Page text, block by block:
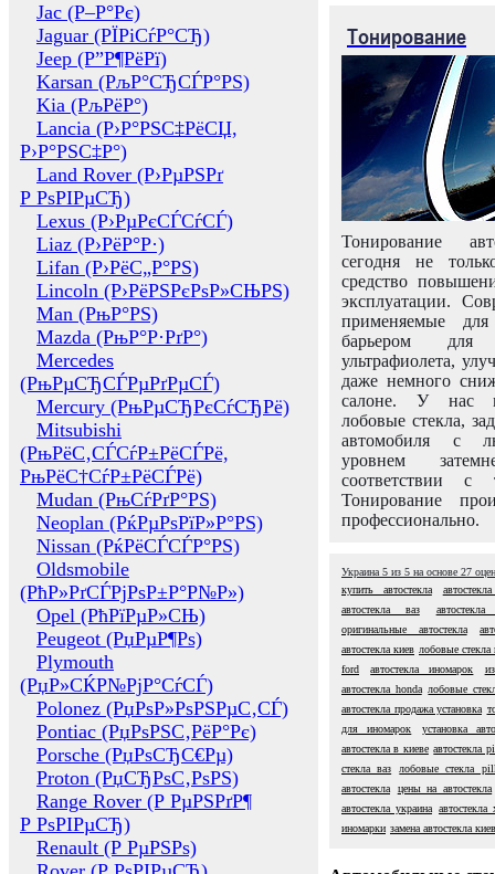
Jac (Р–Р°Рє)
Jaguar (РЇРіСѓР°СЂ)
Jeep (Р”Р¶РёРї)
Karsan (РљР°СЂСЃР°РЅ)
Kia (РљРёР°)
Lancia (Р›Р°РЅС‡РёСЏ,
Р›Р°РЅС‡Р°)
Land Rover (Р›РµРЅРґ
Р РѕРІРµСЂ)
Lexus (Р›РµРєСЃСѓСЃ)
Liaz (Р›РёР°Р·)
Lifan (Р›РёС„Р°РЅ)
Lincoln (Р›РёРЅРєРѕР»СЊРЅ)
Man (РњР°РЅ)
Mazda (РњР°Р·РґР°)
Mercedes
(РњРµСЂСЃРµРґРµСЃ)
Mercury (РњРµСЂРєСѓСЂРё)
Mitsubishi
(РњРёС‚СЃСѓР±РёСЃРё,
РњРёС†СѓР±РёСЃРё)
Mudan (РњСѓРґР°РЅ)
Neoplan (РќРµРѕРїР»Р°РЅ)
Nissan (РќРёСЃСЃР°РЅ)
Oldsmobile
(РћР»РґСЃРјРѕР±Р°Р№Р»)
Opel (РћРїРµР»СЊ)
Peugeot (РџРµР¶Рѕ)
Plymouth
(РџР»СЌР№РјР°СѓСЃ)
Polonez (РџРѕР»РѕРЅРµС‚СЃ)
Pontiac (РџРѕРЅС‚РёР°Рє)
Porsche (РџРѕСЂС€Рµ)
Proton (РџСЂРѕС‚РѕРЅ)
Range Rover (Р РµРЅРґР¶
Р РѕРІРµСЂ)
Renault (Р РµРЅРѕ)
Тонирование
Тонирование
сегодня не
средство
эксплуатации.
применяемые
барьером для
ультрафиолета,
даже немного
салоне. У нас
лобовые стекла,
автомобиля с
уровнем
соответствии с
Тонирование
профессионально.
Украина 5 из 5 на основе 27
купить автостекла
автостекла ваз
оригинальные автостекла
автостекла киев лобовые стекла
ford
автостекла иномарок
автостекла honda лобовые
автостекла продажа установка
для иномарок
установка
автостекла в киеве автостекла
стекла ваз
лобовые стекла
автостекла
цены на автостекла
автостекла украина автостекла
иномарки замена автостекла киев